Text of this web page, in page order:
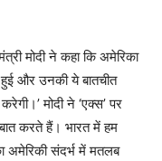
मोदी ने कहा कि अमेरिका
और उनकी ये बातचीत
मोदी ने ‘एक्स’ पर
करते हैं। भारत में हम
अमेरिकी संदर्भ में मतलब